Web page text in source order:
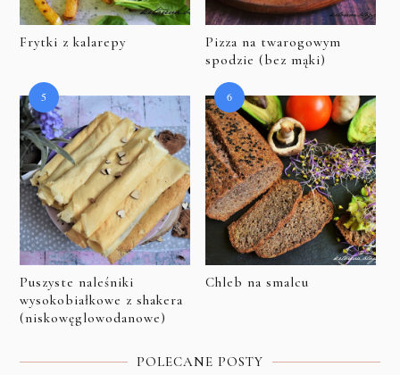
Frytki z kalarepy
Pizza na twarogowym
spodzie (bez mąki)
Puszyste naleśniki
wysokobiałkowe z shakera
(niskowęglowodanowe)
Chleb na smalcu
POLECANE POSTY